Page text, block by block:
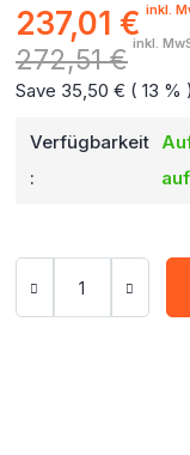
Sonderpreis
237,01 € inkl.
272,51 € inkl.
Save 35,50 € ( 13 % )
Verfügbarkeit
: